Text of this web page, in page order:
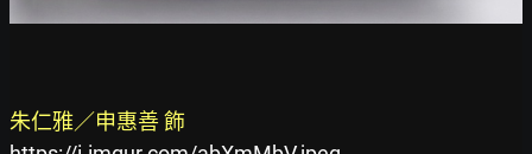
朱仁雅／申惠善 飾